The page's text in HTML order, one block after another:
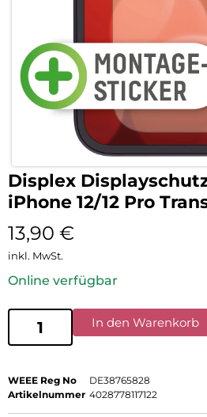
Displex
iPhone 12/12 Pro
13,90 €
inkl. MwSt.
Online verfügbar
In den Warenkorb
WEEE Reg No
DE38765828
Artikelnummer 4028778117122